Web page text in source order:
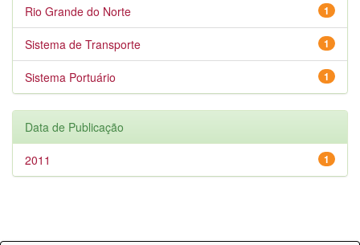
1
Rio Grande do Norte
1
Sistema de Transporte
1
Sistema Portuário
Data de Publicação
1
2011